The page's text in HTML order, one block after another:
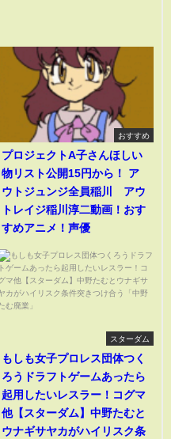
おすすめ
プロジェクトA子さんほしい
物リスト公開15円から！ ア
ウトジュンジ全員稲川 アウ
トレイジ稲川淳二動画！おす
すめアニメ！声優
スターダム
もしも女子プロレス団体つく
ろうドラフトゲームあったら
起用したいレスラー！コグマ
他【スターダム】中野たむと
ウナギサヤカがハイリスク条